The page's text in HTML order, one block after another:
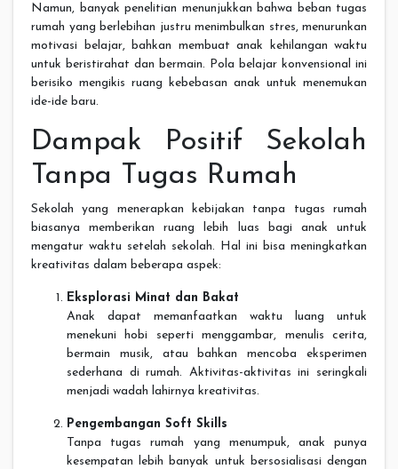
Namun, banyak penelitian menunjukkan bahwa beban tugas
rumah yang berlebihan justru menimbulkan stres, menurunkan
motivasi belajar, bahkan membuat anak kehilangan waktu
untuk beristirahat dan bermain. Pola belajar konvensional ini
berisiko mengikis ruang kebebasan anak untuk menemukan
ide-ide baru.
Dampak Positif Sekolah
Tanpa Tugas Rumah
Sekolah yang menerapkan kebijakan tanpa tugas rumah
biasanya memberikan ruang lebih luas bagi anak untuk
mengatur waktu setelah sekolah. Hal ini bisa meningkatkan
kreativitas dalam beberapa aspek:
Eksplorasi Minat dan Bakat
Anak dapat memanfaatkan waktu luang untuk
menekuni hobi seperti menggambar, menulis cerita,
bermain musik, atau bahkan mencoba eksperimen
sederhana di rumah. Aktivitas-aktivitas ini seringkali
menjadi wadah lahirnya kreativitas.
Pengembangan Soft Skills
Tanpa tugas rumah yang menumpuk, anak punya
kesempatan lebih banyak untuk bersosialisasi dengan